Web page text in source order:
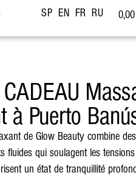
SP EN FR RU
CADEAU
à Puerto
de Glow Beauty combine
fluides qui soulagent les
un état de tranquillité